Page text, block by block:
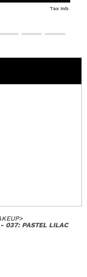
Tax Inb.
>
- 037: PASTEL LILAC